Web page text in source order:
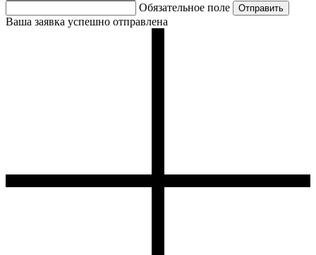
Обязательное поле
Ваша заявка успешно отправлена